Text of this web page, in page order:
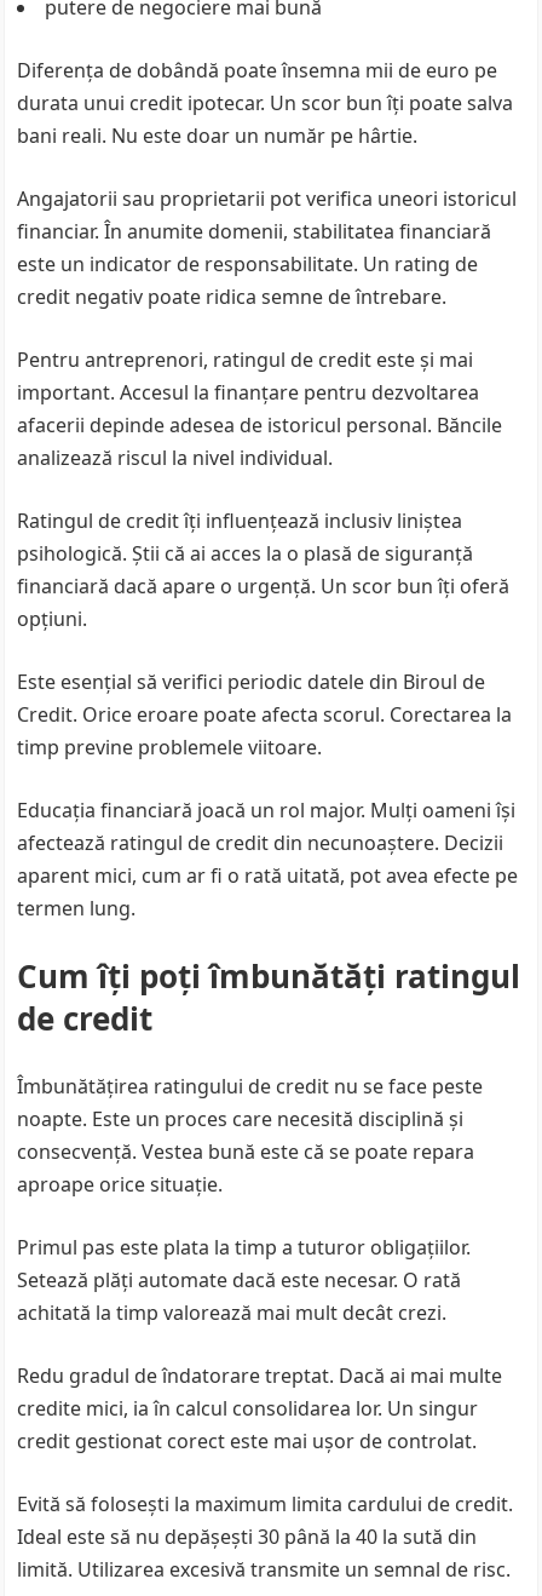
putere de negociere mai bună
Diferența de dobândă poate însemna mii de euro pe
durata unui credit ipotecar. Un scor bun îți poate salva
bani reali. Nu este doar un număr pe hârtie.
Angajatorii sau proprietarii pot verifica uneori istoricul
financiar. În anumite domenii, stabilitatea financiară
este un indicator de responsabilitate. Un rating de
credit negativ poate ridica semne de întrebare.
Pentru antreprenori, ratingul de credit este și mai
important. Accesul la finanțare pentru dezvoltarea
afacerii depinde adesea de istoricul personal. Băncile
analizează riscul la nivel individual.
Ratingul de credit îți influențează inclusiv liniștea
psihologică. Știi că ai acces la o plasă de siguranță
financiară dacă apare o urgență. Un scor bun îți oferă
opțiuni.
Este esențial să verifici periodic datele din Biroul de
Credit. Orice eroare poate afecta scorul. Corectarea la
timp previne problemele viitoare.
Educația financiară joacă un rol major. Mulți oameni își
afectează ratingul de credit din necunoaștere. Decizii
aparent mici, cum ar fi o rată uitată, pot avea efecte pe
termen lung.
Cum îți poți îmbunătăți ratingul
de credit
Îmbunătățirea ratingului de credit nu se face peste
noapte. Este un proces care necesită disciplină și
consecvență. Vestea bună este că se poate repara
aproape orice situație.
Primul pas este plata la timp a tuturor obligațiilor.
Setează plăți automate dacă este necesar. O rată
achitată la timp valorează mai mult decât crezi.
Redu gradul de îndatorare treptat. Dacă ai mai multe
credite mici, ia în calcul consolidarea lor. Un singur
credit gestionat corect este mai ușor de controlat.
Evită să folosești la maximum limita cardului de credit.
Ideal este să nu depășești 30 până la 40 la sută din
limită. Utilizarea excesivă transmite un semnal de risc.